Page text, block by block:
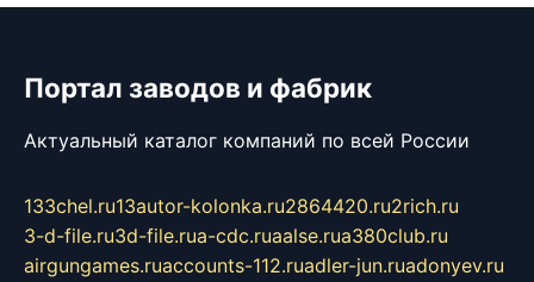
Портал заводов и фабрик
Актуальный каталог компаний по всей России
133chel.ru13autor-kolonka.ru2864420.ru2rich.ru
3-d-file.ru3d-file.rua-cdc.ruaalse.rua380club.ru
airgungames.ruaccounts-112.ruadler-jun.ruadonyev.ru